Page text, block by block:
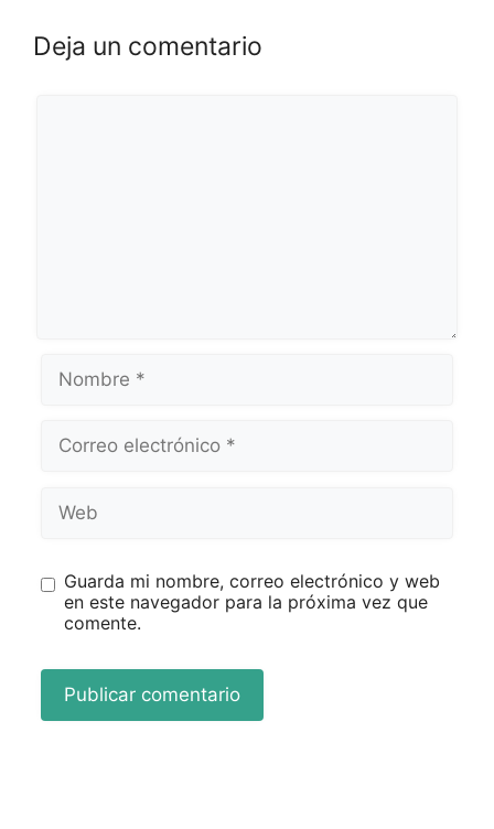
Deja un comentario
Guarda mi nombre, correo electrónico y web
en este navegador para la próxima vez que
comente.